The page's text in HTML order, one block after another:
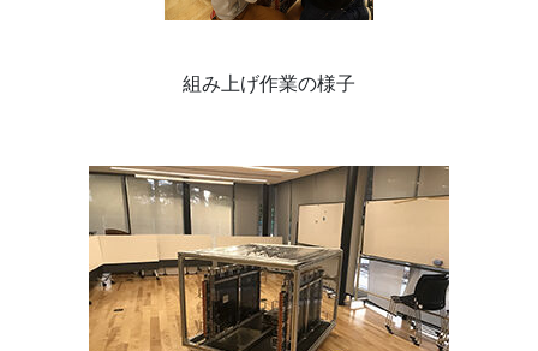
組み上げ作業の様子